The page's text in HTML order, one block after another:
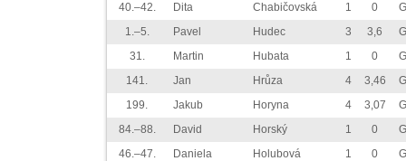
40.–42.
Dita Chabičovská 1 0
1.–5.
Pavel Hudec 3 3,6
31.
Martin Hubata 1 0
141.
Jan Hrůza 4 3,46
199.
Jakub Horyna 4 3,07
84.–88.
David Horský 1 0
46.–47.
Daniela Holubová 1 0